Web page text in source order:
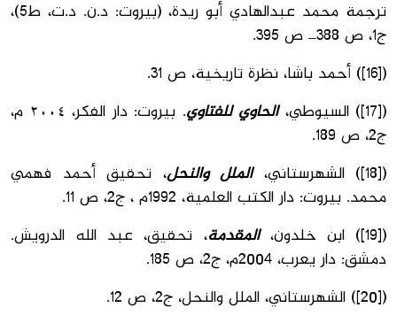
ترجمة محمد عبدالهادي أبو ريدة، (بيروت: د.ن. د.ت، ط5)،
ج1، ص 388_ ص 395.
([16]) أحمد باشا، نظرة تاريخية، ص 31.
([17]) السیوطي،
الحاوي للفتاوي
. بیروت: دار الفكر، ٢٠٠٤ م،
ج2، ص 189.
([18]) الشهرستاني،
الملل والنحل، تحقيق أحمد فهمي
محمد. بيروت: دار الكتب العلمية، 1992م ، ج2، ص 11.
([19]) ابن خلدون،
المقدمة، تحقيق، عبد الله الدرويش.
دمشق: دار يعرب، 2004م، ج2، ص 185.
([20]) الشهرستاني، الملل والنحل، ج2، ص 12.